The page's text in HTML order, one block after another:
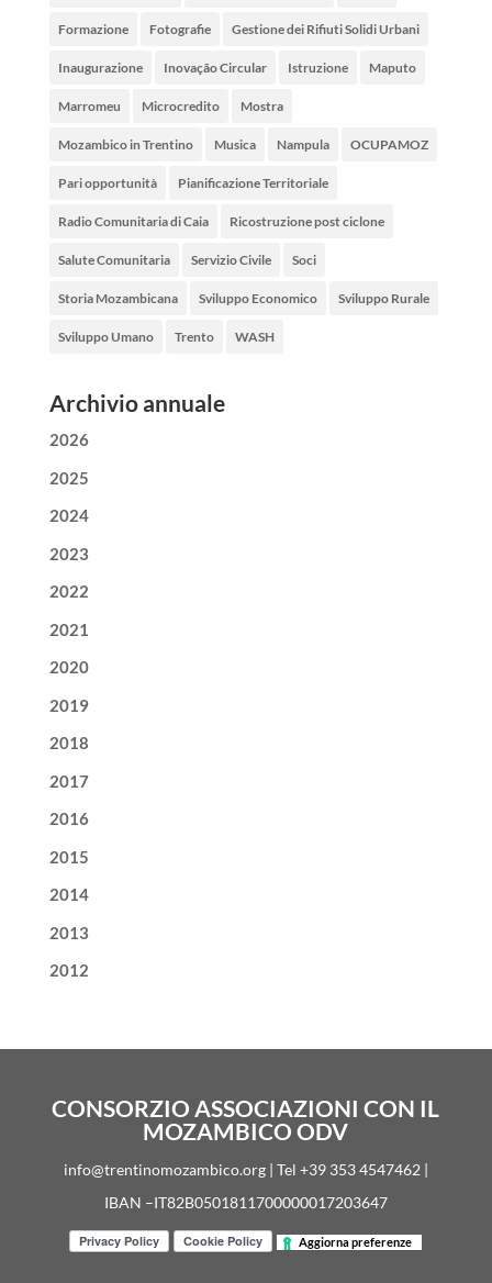
Formazione Fotografie Gestione dei Rifiuti Solidi Urbani
Inaugurazione Inovação Circular Istruzione Maputo
Marromeu Microcredito Mostra
Mozambico in Trentino Musica Nampula OCUPAMOZ
Pari opportunità Pianificazione Territoriale
Radio Comunitaria di Caia Ricostruzione post ciclone
Salute Comunitaria Servizio Civile Soci
Storia Mozambicana Sviluppo Economico Sviluppo Rurale
Sviluppo Umano Trento WASH
Archivio annuale
2026
2025
2024
2023
2022
2021
2020
2019
2018
2017
2016
2015
2014
2013
2012
CONSORZIO ASSOCIAZIONI CON IL
MOZAMBICO ODV
info@trentinomozambico.org | Tel +39 353 4547462 |
IBAN –IT82B0501811700000017203647
Aggiorna preferenze